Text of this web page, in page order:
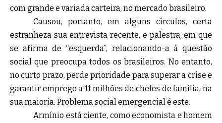
com grande e variada carteira, no mercado brasileiro.
Causou, portanto, em alguns círculos, certa
estranheza sua entrevista recente, e palestra, em que
se afirma de “esquerda”, relacionando-a à questão
social que preocupa todos os brasileiros. No entanto,
no curto prazo, perde prioridade para superar a crise e
garantir emprego a 11 milhões de chefes de família, na
sua maioria. Problema social emergencial é este.
Armínio está ciente, como economista e homem